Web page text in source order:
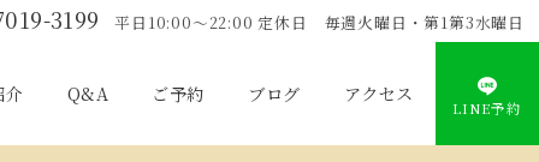
3199 平日10:00〜22:00 定休日 毎週火曜日・第1第3水曜日
介 Q&A ご予約 ブログ アクセス
LINE予約